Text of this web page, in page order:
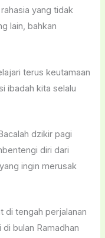
yang tidak
lain, bahkan
terus keutamaan
ibadah kita selalu
dzikir pagi
diri dari
ingin merusak
di tengah perjalanan
bulan Ramadhan